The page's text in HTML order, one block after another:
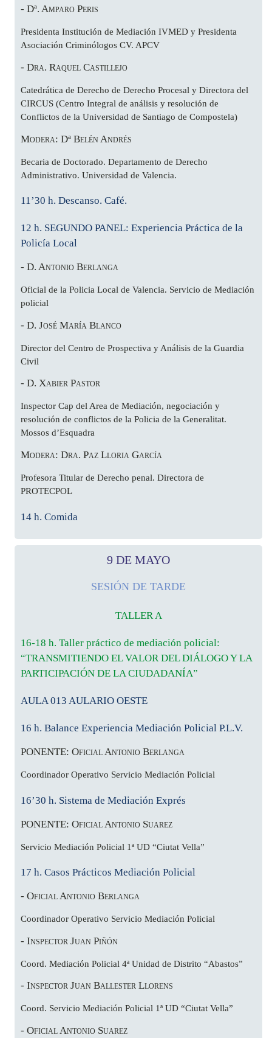
- Dª. Amparo Peris
Presidenta Institución de Mediación IVMED y Presidenta
Asociación Criminólogos CV. APCV
- Dra. Raquel Castillejo
Catedrática de Derecho de Derecho Procesal y Directora del
CIRCUS (Centro Integral de análisis y resolución de
Conflictos de la Universidad de Santiago de Compostela)
Modera: Dª Belén Andrés
Becaria de Doctorado. Departamento de Derecho
Administrativo. Universidad de Valencia.
11’30 h. Descanso. Café.
12 h. SEGUNDO PANEL: Experiencia Práctica de la
Policía Local
- D. Antonio Berlanga
Oficial de la Policia Local de Valencia. Servicio de Mediación
policial
- D. José María Blanco
Director del Centro de Prospectiva y Análisis de la Guardia
Civil
- D. Xabier Pastor
Inspector Cap del Area de Mediación, negociación y
resolución de conflictos de la Policia de la Generalitat.
Mossos d’Esquadra
Modera: Dra. Paz Lloria García
Profesora Titular de Derecho penal. Directora de
PROTECPOL
14 h. Comida
9 DE MAYO
SESIÓN DE TARDE
TALLER A
16-18 h. Taller práctico de mediación policial:
“TRANSMITIENDO EL VALOR DEL DIÁLOGO Y LA
PARTICIPACIÓN DE LA CIUDADANÍA”
AULA 013 AULARIO OESTE
16 h. Balance Experiencia Mediación Policial P.L.V.
PONENTE: Oficial Antonio Berlanga
Coordinador Operativo Servicio Mediación Policial
16’30 h. Sistema de Mediación Exprés
PONENTE: Oficial Antonio Suarez
Servicio Mediación Policial 1ª UD “Ciutat Vella”
17 h. Casos Prácticos Mediación Policial
- Oficial Antonio Berlanga
Coordinador Operativo Servicio Mediación Policial
- Inspector Juan Piñón
Coord. Mediación Policial 4ª Unidad de Distrito “Abastos”
- Inspector Juan Ballester Llorens
Coord. Servicio Mediación Policial 1ª UD “Ciutat Vella”
- Oficial Antonio Suarez